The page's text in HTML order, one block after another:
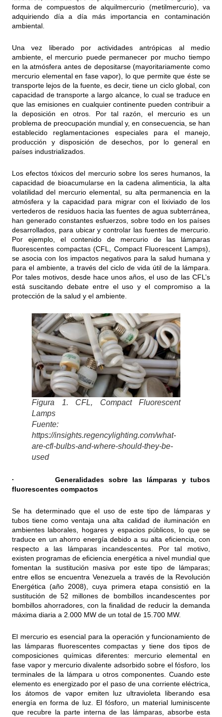
forma de compuestos de alquilmercurio (metilmercurio), va
adquiriendo día a día más importancia en contaminación
ambiental.
Una vez liberado por actividades antrópicas al medio
ambiente, el mercurio puede permanecer por mucho tiempo
en la atmósfera antes de depositarse (mayoritariamente como
mercurio elemental en fase vapor), lo que permite que éste se
transporte lejos de la fuente, es decir, tiene un ciclo global, con
capacidad de transporte a largo alcance, lo cual se traduce en
que las emisiones en cualquier continente pueden contribuir a
la deposición en otros. Por tal razón, el mercurio es un
problema de preocupación mundial y, en consecuencia, se han
establecido reglamentaciones especiales para el manejo,
producción y disposición de desechos, por lo general en
países industrializados.
Los efectos tóxicos del mercurio sobre los seres humanos, la
capacidad de bioacumularse en la cadena alimenticia, la alta
volatilidad del mercurio elemental, su alta permanencia en la
atmósfera y la capacidad para migrar con el lixiviado de los
vertederos de residuos hacia las fuentes de agua subterránea,
han generado constantes esfuerzos, sobre todo en los países
desarrollados, para ubicar y controlar las fuentes de mercurio.
Por ejemplo, el contenido de mercurio de las lámparas
fluorescentes compactas (CFL, Compact Fluorescent Lamps),
se asocia con los impactos negativos para la salud humana y
para el ambiente, a través del ciclo de vida útil de la lámpara.
Por tales motivos, desde hace unos años, el uso de las CFL’s
está suscitando debate entre el uso y el compromiso a la
protección de la salud y el ambiente.
Figura 1. CFL, Compact Fluorescent
Lamps
Fuente:
https://insights.regencylighting.com/what-
are-cfl-bulbs-and-where-should-they-be-
used
· Generalidades sobre las lámparas y tubos
fluorescentes compactos
Se ha determinado que el uso de este tipo de lámparas y
tubos tiene como ventaja una alta calidad de iluminación en
ambientes laborales, hogares y espacios públicos, lo que se
traduce en un ahorro energía debido a su alta eficiencia, con
respecto a las lámparas incandescentes. Por tal motivo,
existen programas de eficiencia energética a nivel mundial que
fomentan la sustitución masiva por este tipo de lámparas;
entre ellos se encuentra Venezuela a través de la Revolución
Energética (año 2008), cuya primera etapa consistió en la
sustitución de 52 millones de bombillos incandescentes por
bombillos ahorradores, con la finalidad de reducir la demanda
máxima diaria a 2.000 MW de un total de 15.700 MW.
El mercurio es esencial para la operación y funcionamiento de
las lámparas fluorescentes compactas y tiene dos tipos de
composiciones químicas diferentes: mercurio elemental en
fase vapor y mercurio divalente adsorbido sobre el fósforo, los
terminales de la lámpara u otros componentes. Cuando este
elemento es energizado por el paso de una corriente eléctrica,
los átomos de vapor emiten luz ultravioleta liberando esa
energía en forma de luz. El fósforo, un material luminiscente
que recubre la parte interna de las lámparas, absorbe esta